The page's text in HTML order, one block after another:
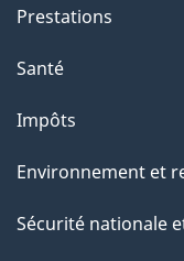
Prestations
Santé
Impôts
Environnement et
Sécurité nationale